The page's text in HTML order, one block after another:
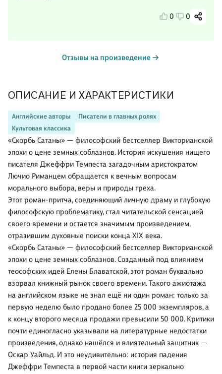
ОПИСАНИЕ И ХАРАКТЕРИСТИКИ
Английские авторы
Писатели в главных ролях
Культовая классика
«Скорбь Сатаны» — философский бестселлер Викторианской
эпохи о цене земных соблазнов. История искушения нищего
писателя Джеффри Темпеста загадочным аристократом
Лючио Риманцем обращается к вечным вопросам
морального выбора, веры и природы греха.
Этот роман-притча, соединяющий личную драму и глубокую
философскую проблематику, стал читательской сенсацией
своего времени и остается значимым произведением,
отразившим духовные поиски конца XIX века.
«Скорбь Сатаны» — философский бестселлер Викторианской
эпохи о цене земных соблазнов. Созданный под влиянием
теософских идей Елены Блаватской, этот роман буквально
взорвал книжный рынок своего времени. Такого ажиотажа
на английском языке не знал ещё ни один роман: только за
первую неделю было продано более 25 000 экземпляров, а
к концу второго месяца продажи превысили 50 000. Критики
почти единогласно указывали на литературные недостатки
произведения, однако нашёлся и влиятельный защитник —
Оскар Уайльд. И это неудивительно: история падения
Джеффри Темпеста в первой части книги зеркально
0 0
Отзывы на произведение